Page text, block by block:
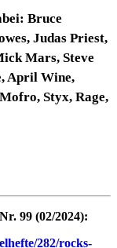
Bruce
Judas Priest,
Mars, Steve
April Wine,
Styx, Rage,
99 (02/2024):
282/rocks-